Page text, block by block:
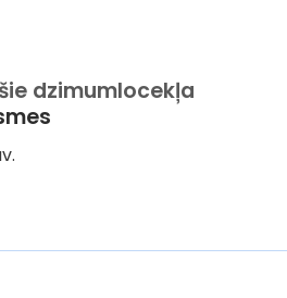
dzimumlocekļa